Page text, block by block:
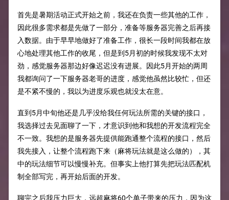
首先是暑期活动正式开始之前，我还在负责一些其他的工作，
因此很多需求都是先做了一部分，准备等服务器完善之后再接
入数据。由于早早地做好了准备工作，很长一段时间我都在放
心地处理其他工作的收尾，但是到5月初的时候我发现不太对
劲，感觉服务器那边好像迟迟没有进展。因此5月开始的两周
我都询问了一下服务器老哥的进度，感觉他虽然比较忙，但还
是不紧不慢的，我以为进度乐观也就没太在意。
直到5月中旬他还是几乎没给我任何玩法所需的关键的接口，
我选择过去见面聊了一下，才意识到他和我想的开发流程完全
不一致。我想的是服务器先提供能跑通整个流程的接口，然后
我先接入，让整个流程跑下来（麻将玩法就是这么做的），其
中的玩法细节可以慢慢补充。但事实上他打算先把玩法匹配机
制全部写完，再开始后面的开发。
聊完之后我压力巨大，远超麻将60个单子带来的压力，因为这